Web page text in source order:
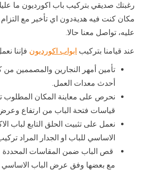
رغبتك صديقي بتركيب باب اكورديون ما
مكان كنت فيه هديةدون اي تأخير مع التزام
عليه، تواصل معنا حالا.
عند قيامنا بتركيب ابواب اكورديون فإننا
تأمين أمهر النجارين والمصممين من
أحدث معدات العمل.
نحرص على معاينة المكان المطلوب
قياسات فتحة الباب من ارتفاع
نعمل على تثبيت الحلق التابع لباب
الاساسي للباب او الجدار المراد
قص الباب ضمن المقاسات المحددة
مع بعضها وفق عرض الباب